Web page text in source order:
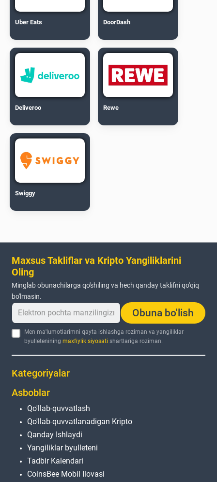
Uber Eats DoorDash
Deliveroo Rewe
Swiggy
Maxsus Takliflar va Kripto Yangiliklarini
Oling
Minglab obunachilarga qo'shiling va hech qanday taklifni qo'qiq
bo'lmasin.
Obuna bo'lish
Men ma'lumotlarimni qayta ishlashga roziman va yangiliklar
byulleteniningmaxfiylik siyosati shartlariga roziman.
Kategoriyalar
Asboblar
Qo'llab-quvvatlash
Qo'llab-quvvatlanadigan Kripto
Qanday Ishlaydi
Yangiliklar byulleteni
Tadbir Kalendari
CoinsBee Mobil Ilovasi